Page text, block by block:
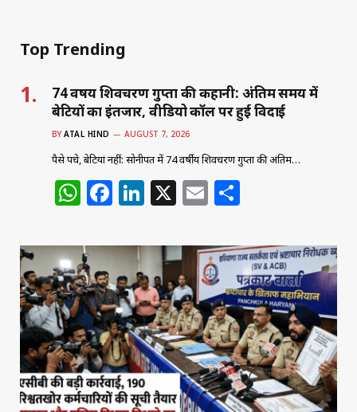
Top Trending
74 वर्षीय शिवचरण गुप्ता की कहानी: अंतिम समय में
बेटियों का इंतजार, वीडियो कॉल पर हुई विदाई
BY ATAL HIND AUGUST 7, 2026
पैसे पहुंचे, बेटियां नहीं: सोनीपत में 74 वर्षीय शिवचरण गुप्ता की अंतिम…
W
at
s
A
p
p
F
c
e
b
o
o
k
Li
k
e
dI
n
X E
ai
l
ar
e